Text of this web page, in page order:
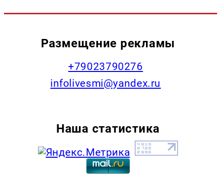
Размещение рекламы
+79023790276
infolivesmi@yandex.ru
Наша статистика